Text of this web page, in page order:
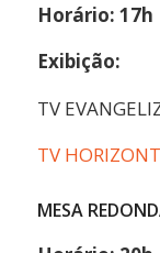
Horário: 17h
Exibição:
TV
TV
MESA